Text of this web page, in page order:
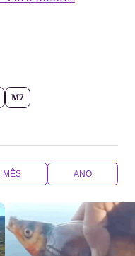
M7
MÊS ANO